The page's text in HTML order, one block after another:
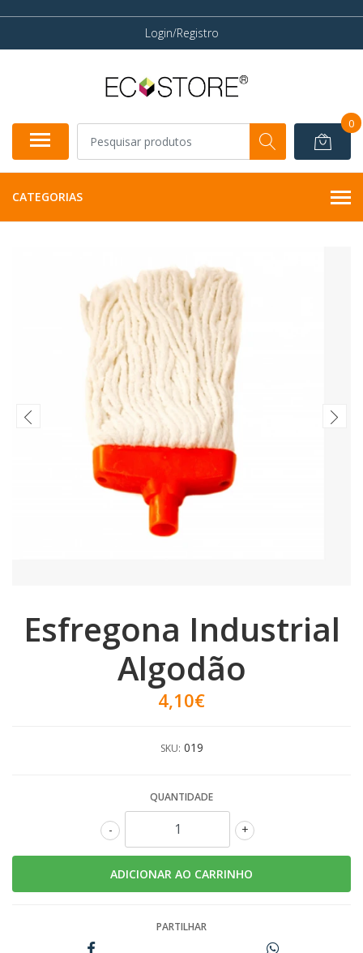
Login/Registro
0
CATEGORIAS
Esfregona Industrial
Algodão
4,10€
SKU: 019
QUANTIDADE
+
-
PARTILHAR